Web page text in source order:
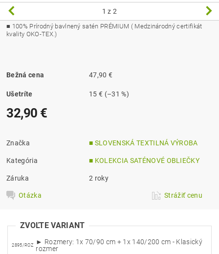
1 z 2
■ 100% Prírodný bavlnený satén PRÉMIUM ( Medzinárodný certifikát
kvality OKO-TEX.)
Bežná cena 47,90 €
Ušetríte 15 € (–31 %)
32,90 €
Značka ■ SLOVENSKÁ TEXTILNÁ VÝROBA
Kategória ■ KOLEKCIA SATÉNOVÉ OBLIEČKY
Záruka 2 roky
Otázka Strážiť cenu
ZVOĽTE VARIANT
2895/ROZ
► Rozmery: 1x 70/90 cm + 1x 140/200 cm - Klasický
rozmer